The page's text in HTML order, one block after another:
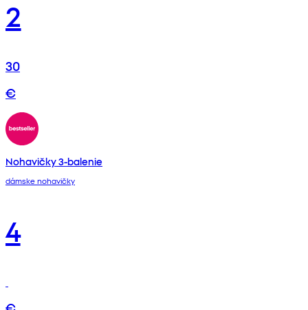
2
30
€
Nohavičky 3-balenie
dámske nohavičky
4